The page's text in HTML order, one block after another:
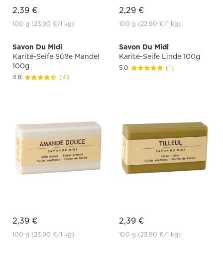
2,39 €
100 g (23,90 €/1 kg)
2,29 €
100 g (22,90 €/1 kg)
Savon Du Midi
Karité-Seife Süße Mandel
100g
4.8 (4)
2,39 €
100 g (23,90 €/1 kg)
Savon Du Midi
Karité-Seife Linde 100g
5.0 (1)
2,39 €
100 g (23,90 €/1 kg)